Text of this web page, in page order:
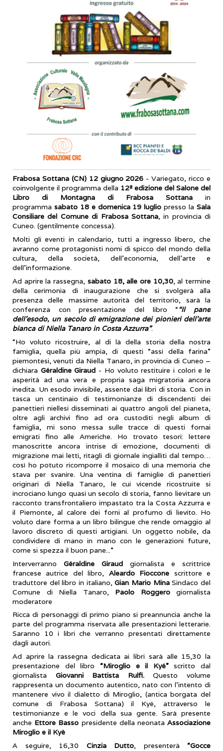
Frabosa Sottana (CN) 12 giugno 2026 - Variegato, ricco e
coinvolgente il programma della 12ª edizione del Salone del
Libro di Montagna di Frabosa Sottana in
programma sabato 18 e domenica 19 luglio presso laSala
Consiliare del Comune di Frabosa Sottana, in provincia di
Cuneo. (gentilmente concessa).
Molti gli eventi in calendario, tutti a ingresso libero, che
avranno come protagonisti nomi di spicco del mondo della
cultura, della società, dell’economia, dell’arte e
dell’informazione.
Ad aprire la rassegna, sabato 18, alle ore 10,30, al termine
della cerimonia di inaugurazione che si svolgerà alla
presenza delle massime autorità del territorio, sarà la
conferenza con presentazione del libro ““Il pane
dell’esodo, un secolo di emigrazione dei pionieri dell’arte
bianca di Niella Tanaro in Costa Azzurra”.
“Ho voluto ricostruire, al di là della storia della nostra
famiglia, quella più ampia, di questi “assi della farina”
piemontesi, venuti da Niella Tanaro, in provincia di Cuneo –
dichiara Géraldine Giraud - Ho voluto restituire i colori e le
asperità ad una vera e propria saga migratoria ancora
inedita. Un esodo invisibile, assente dai libri di storia. Con in
tasca un centinaio di testimonianze di discendenti dei
panettieri niellesi disseminati ai quattro angoli del pianeta,
oltre agli archivi fino ad ora custoditi negli album di
famiglia, mi sono messa sulle tracce di questi fornai
emigrati fino alle Americhe. Ho trovato tesori: lettere
manoscritte ancora intrise di emozione, documenti di
migrazione mai letti, ritagli di giornale ingialliti dal tempo…
così ho potuto ricomporre il mosaico di una memoria che
stava per svanire. Una ventina di famiglie di panettieri
originari di Niella Tanaro, le cui vicende ricostruite si
incrociano lungo quasi un secolo di storia, fanno lievitare un
racconto transfrontaliero impastato tra la Costa Azzurra e
il Piemonte, al calore dei forni al profumo di lievito. Ho
voluto dare forma a un libro bilingue che rende omaggio al
lavoro discreto di questi artigiani. Un oggetto nobile, da
condividere di mano in mano con le generazioni future,
come si spezza il buon pane...”
Interverranno Géraldine Giraud giornalista e scrittrice
francese autrice del libro, Aleardo Fioccone scrittore e
traduttore del libro in italiano,Gian Mario MinaSindaco del
Comune di Niella Tanaro, Paolo Roggerogiornalista
moderatore
Ricca di personaggi di primo piano si preannuncia anche la
parte del programma riservata alle presentazioni letterarie.
Saranno 10 i libri che verranno presentati direttamente
dagli autori.
Ad aprire la rassegna dedicata ai libri sarà alle 15,30 la
presentazione del libro “Miroglio e il Kyé”scritto dal
giornalista Giovanni Battista Rulfi.Questo volume
rappresenta un documento autentico, nato con l’intento di
mantenere vivo il dialetto di Miroglio, (antica borgata del
comune di Frabosa Sottana) il Kyé, attraverso le
testimonianze e le voci della sua gente. Sarà presente
anche Ettore Basso presidente della neonata Associazione
Miroglio e il Kyè
A seguire, 16,30 Cinzia Dutto, presenterà “Gocce